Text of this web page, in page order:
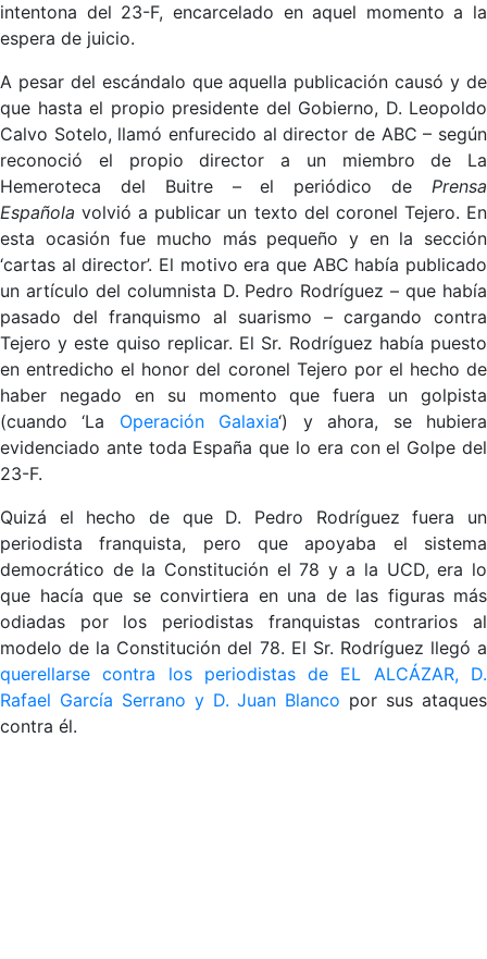
intentona del 23-F, encarcelado en aquel momento a la
espera de juicio.
A pesar del escándalo que aquella publicación causó y de
que hasta el propio presidente del Gobierno, D. Leopoldo
Calvo Sotelo, llamó enfurecido al director de ABC – según
reconoció el propio director a un miembro de La
Hemeroteca del Buitre – el periódico de Prensa
Españolavolvió a publicar un texto del coronel Tejero. En
esta ocasión fue mucho más pequeño y en la sección
‘cartas al director’. El motivo era que ABC había publicado
un artículo del columnista D. Pedro Rodríguez – que había
pasado del franquismo al suarismo – cargando contra
Tejero y este quiso replicar. El Sr. Rodríguez había puesto
en entredicho el honor del coronel Tejero por el hecho de
haber negado en su momento que fuera un golpista
(cuando ‘La Operación Galaxia‘) y ahora, se hubiera
evidenciado ante toda España que lo era con el Golpe del
23-F.
Quizá el hecho de que D. Pedro Rodríguez fuera un
periodista franquista, pero que apoyaba el sistema
democrático de la Constitución el 78 y a la UCD, era lo
que hacía que se convirtiera en una de las figuras más
odiadas por los periodistas franquistas contrarios al
modelo de la Constitución del 78. El Sr. Rodríguez llegó a
querellarse contra los periodistas de EL ALCÁZAR, D.
Rafael García Serrano y D. Juan Blanco por sus ataques
contra él.